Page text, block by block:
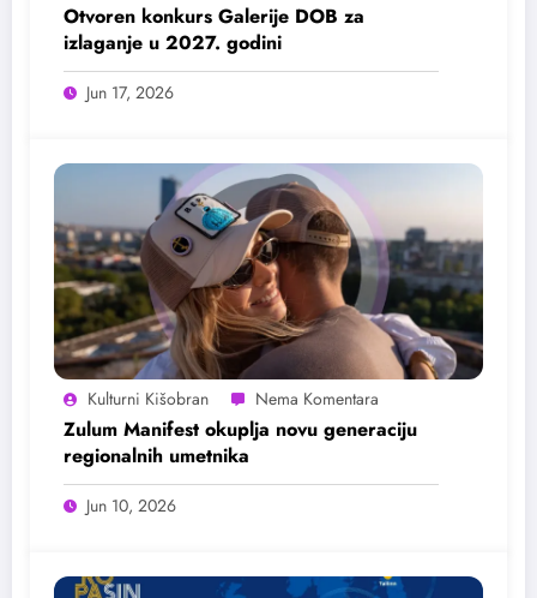
Otvoren konkurs Galerije DOB za
izlaganje u 2027. godini
Jun 17, 2026
Kulturni Kišobran
Zulum Manifest okuplja novu generaciju
regionalnih umetnika
Jun 10, 2026